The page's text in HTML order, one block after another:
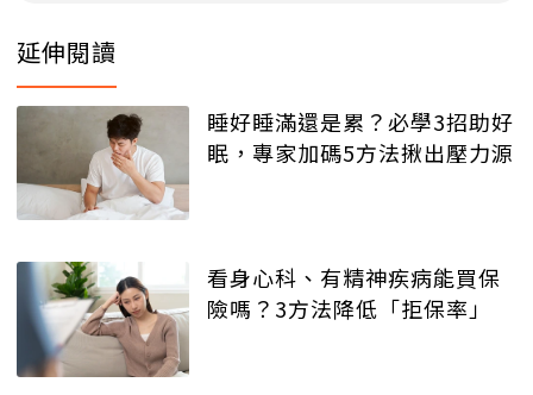
延伸閱讀
睡好睡滿還是累？必學3招助好
眠，專家加碼5方法揪出壓力源
看身心科、有精神疾病能買保
險嗎？3方法降低「拒保率」